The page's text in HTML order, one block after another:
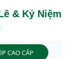
& Kỷ Niệm
CAO CẤP